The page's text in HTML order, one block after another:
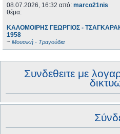
08.07.2026, 16:32 από: marco21nis
θέμα:
ΚΑΛΟΜΟΙΡΗΣ ΓΕΩΡΓΙΟΣ -
1958
~ Μουσική - Τραγούδια
Συνδεθειτε με